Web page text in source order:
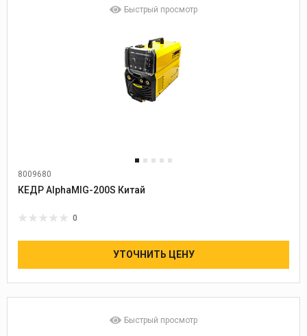
Быстрый просмотр
8009680
Диаметр проволоки: 0,8-1,2КЕДР AlphaMIG-200S Китай
0
УТОЧНИТЬ ЦЕНУ
Быстрый просмотр